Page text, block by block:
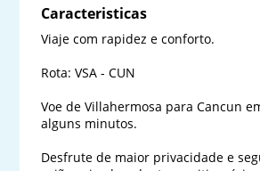
Caracteristicas
Viaje com rapidez e conforto.
Rota: VSA - CUN
Voe de Villahermosa para Cancun
alguns minutos.
Desfrute de maior privacidade e